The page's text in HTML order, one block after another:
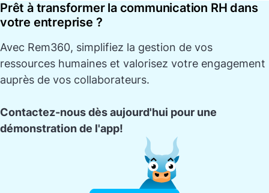
Prêt à transformer la communication RH dans
votre entreprise ?
Avec Rem360, simplifiez la gestion de vos
ressources humaines et valorisez votre engagement
auprès de vos collaborateurs.
Contactez-nous dès aujourd'hui pour une
démonstration de l'app!